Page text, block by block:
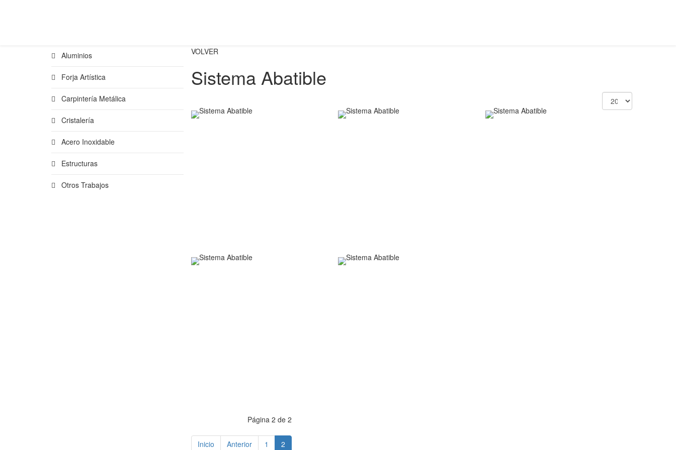
Aluminios
Forja Artística
Carpintería Metálica
Cristalería
Acero Inoxidable
Estructuras
Otros Trabajos
VOLVER
Sistema Abatible
Página 2 de 2
Inicio Anterior 1 2